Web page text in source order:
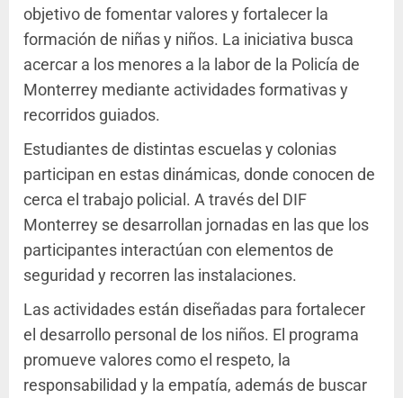
objetivo de fomentar valores y fortalecer la
formación de niñas y niños. La iniciativa busca
acercar a los menores a la labor de la Policía de
Monterrey mediante actividades formativas y
recorridos guiados.
Estudiantes de distintas escuelas y colonias
participan en estas dinámicas, donde conocen de
cerca el trabajo policial. A través del DIF
Monterrey se desarrollan jornadas en las que los
participantes interactúan con elementos de
seguridad y recorren las instalaciones.
Las actividades están diseñadas para fortalecer
el desarrollo personal de los niños. El programa
promueve valores como el respeto, la
responsabilidad y la empatía, además de buscar